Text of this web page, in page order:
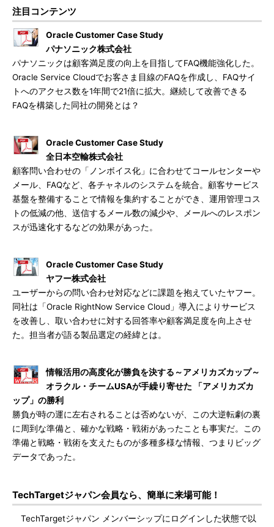
注目コンテンツ
Oracle Customer Case Study
パナソニック株式会社
パナソニックは顧客満足度の向上を目指してFAQ機能強化した。
Oracle Service Cloudでお客さま目線のFAQを作成し、FAQサイ
トへのアクセス数を1年間で21倍に拡大。継続して改善できる
FAQを構築した同社の開発とは？
Oracle Customer Case Study
全日本空輸株式会社
顧客問い合わせの「ノンボイス化」に合わせてコールセンターや
メール、FAQなど、各チャネルのシステムを統合。顧客サービス
基盤を整備することで情報を集約することができ、運用管理コス
トの低減の他、送信するメール数の減少や、メールへのレスポン
スが迅速化するなどの効果があった。
Oracle Customer Case Study
ヤフー株式会社
ユーザーからの問い合わせ対応などに課題を抱えていたヤフー。
同社は「Oracle RightNow Service Cloud」導入によりサービス
を改善し、取い合わせに対する回答率や顧客満足度を向上させ
た。担当者が語る製品選定の経緯とは。
情報活用の高度化が勝負を決する～アメリカズカップ～
オラクル・チームUSAが手繰り寄せた 「アメリカズカ
ップ」の勝利
勝負が時の運に左右されることは否めないが、この大逆転劇の裏
に周到な準備と、確かな戦略・戦術があったことも事実だ。この
準備と戦略・戦術を支えたものが多種多様な情報、つまりビッグ
データであった。
TechTargetジャパン会員なら、簡単に来場可能！
TechTargetジャパン メンバーシップにログインした状態で以